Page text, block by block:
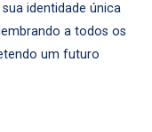
identidade única
a todos os
um futuro